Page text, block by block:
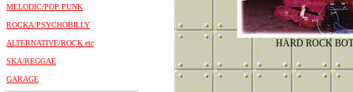
MELODIC/POP PUNK
ROCKA/PSYCHOBILLY
ALTERNATIVE/ROCK etc
SKA/REGGAE
GARAGE
HARD ROCK